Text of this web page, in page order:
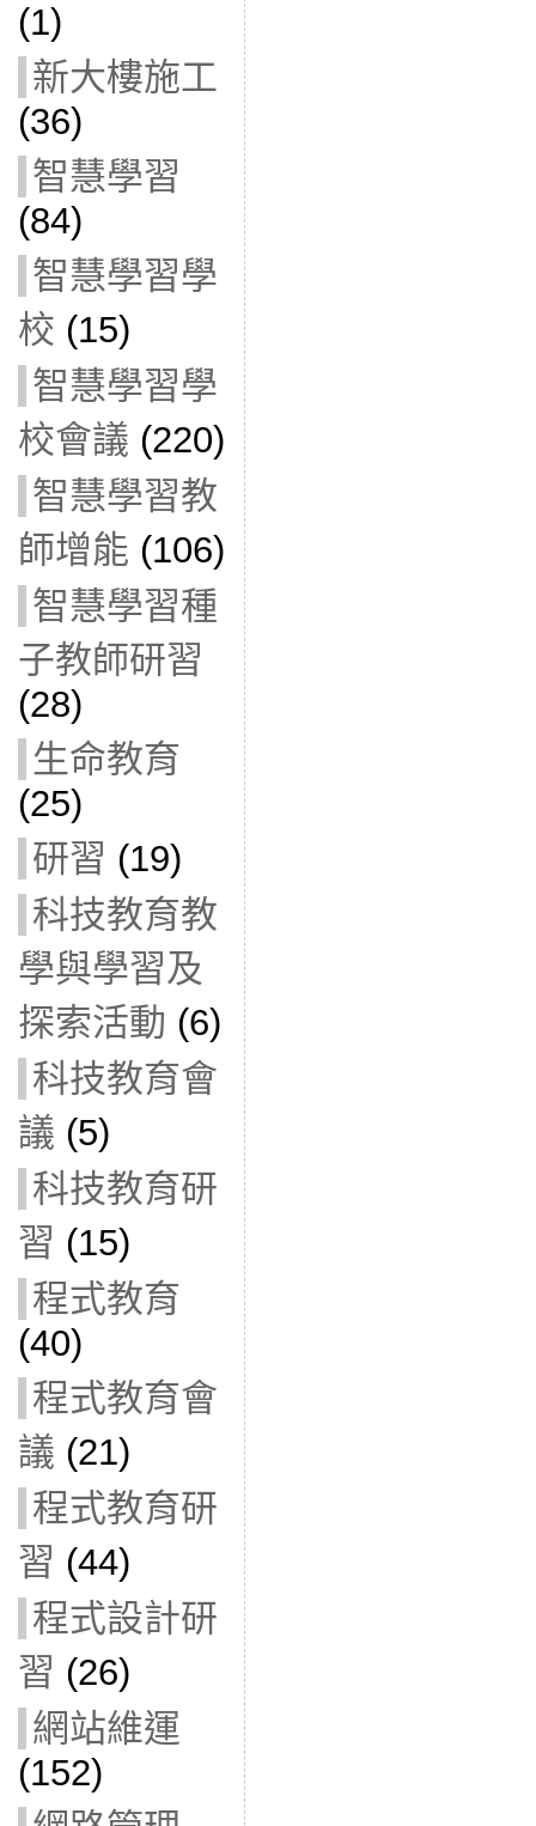
(1)
新大樓施工
(36)
智慧學習
(84)
智慧學習學
校 (15)
智慧學習學
校會議 (220)
智慧學習教
師增能 (106)
智慧學習種
子教師研習
(28)
生命教育
(25)
研習 (19)
科技教育教
學與學習及
探索活動 (6)
科技教育會
議 (5)
科技教育研
習 (15)
程式教育
(40)
程式教育會
議 (21)
程式教育研
習 (44)
程式設計研
習 (26)
網站維運
(152)